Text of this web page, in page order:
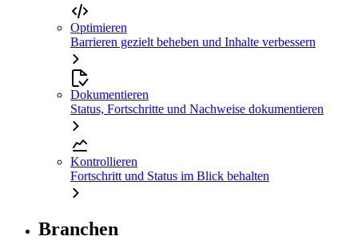
Optimieren
Barrieren gezielt beheben und Inhalte verbessern
Dokumentieren
Status, Fortschritte und Nachweise dokumentieren
Kontrollieren
Fortschritt und Status im Blick behalten
Branchen